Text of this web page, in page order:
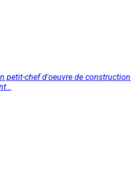
petit-chef d'oeuvre de